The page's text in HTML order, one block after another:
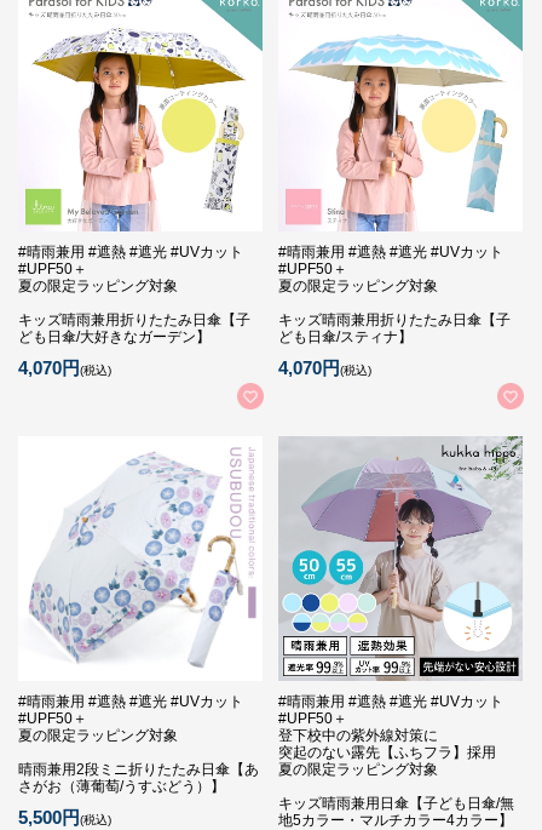
#晴雨兼用 #遮熱 #遮光 #UVカット
#UPF50＋
夏の限定ラッピング対象
キッズ晴雨兼用折りたたみ日傘【子
ども日傘/大好きなガーデン】
4,070円(税込)
#晴雨兼用 #遮熱 #遮光 #UVカット
#UPF50＋
夏の限定ラッピング対象
キッズ晴雨兼用折りたたみ日傘【子
ども日傘/スティナ】
4,070円(税込)
#晴雨兼用 #遮熱 #遮光 #UVカット
#UPF50＋
夏の限定ラッピング対象
晴雨兼用2段ミニ折りたたみ日傘【あ
さがお（薄葡萄/うすぶどう）】
5,500円(税込)
#晴雨兼用 #遮熱 #遮光 #UVカット
#UPF50＋
登下校中の紫外線対策に
突起のない露先【ふちフラ】採用
夏の限定ラッピング対象
キッズ晴雨兼用日傘【子ども日傘/無
地5カラー・マルチカラー4カラー】